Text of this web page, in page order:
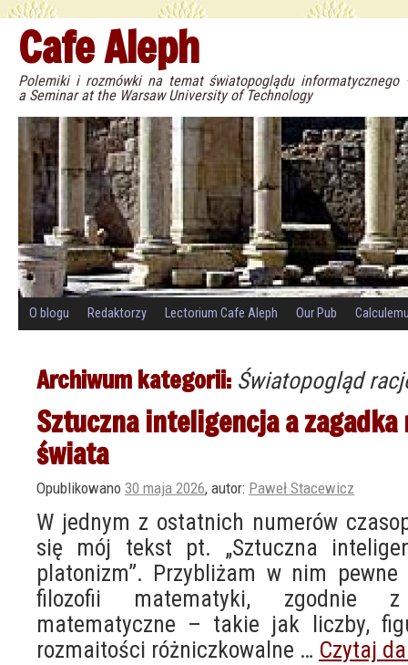
Cafe Aleph
Polemiki i rozmówki na temat światopoglądu informatycznego
a Seminar at the Warsaw University of Technology
O blogu Redaktorzy Lectorium Cafe Aleph Our Pub
Archiwum kategorii: Światopogląd
Sztuczna inteligencja a
świata
Opublikowano 30 maja 2026, autor: Paweł Stacewicz
W jednym z ostatnich numerów
się mój tekst pt. „Sztuczna
platonizm”. Przybliżam w nim
filozofii matematyki, zgodnie
matematyczne – takie jak liczby,
rozmaitości różniczkowalne … Czytaj